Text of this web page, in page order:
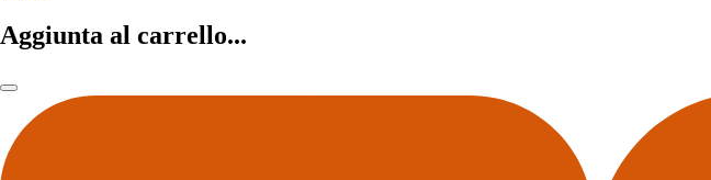
Aggiunta al carrello...